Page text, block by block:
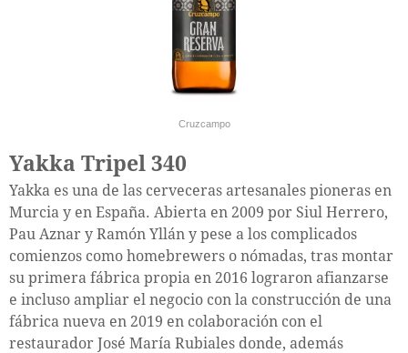
Cruzcampo
Yakka Tripel 340
Yakka es una de las cerveceras artesanales pioneras en
Murcia y en España. Abierta en 2009 por Siul Herrero,
Pau Aznar y Ramón Yllán y pese a los complicados
comienzos como homebrewers o nómadas, tras montar
su primera fábrica propia en 2016 lograron afianzarse
e incluso ampliar el negocio con la construcción de una
fábrica nueva en 2019 en colaboración con el
restaurador José María Rubiales donde, además